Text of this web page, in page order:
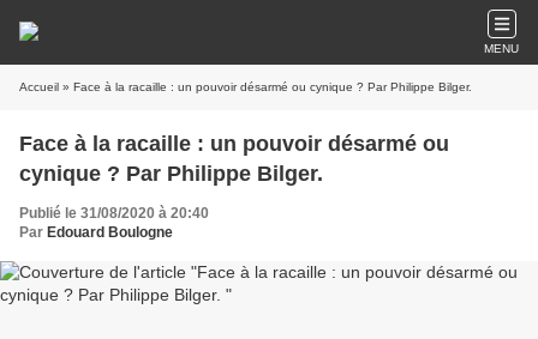
MENU
Accueil » Face à la racaille : un pouvoir désarmé ou cynique ? Par Philippe Bilger.
Face à la racaille : un pouvoir désarmé ou
cynique ? Par Philippe Bilger.
Publié le 31/08/2020 à 20:40
Par Edouard Boulogne